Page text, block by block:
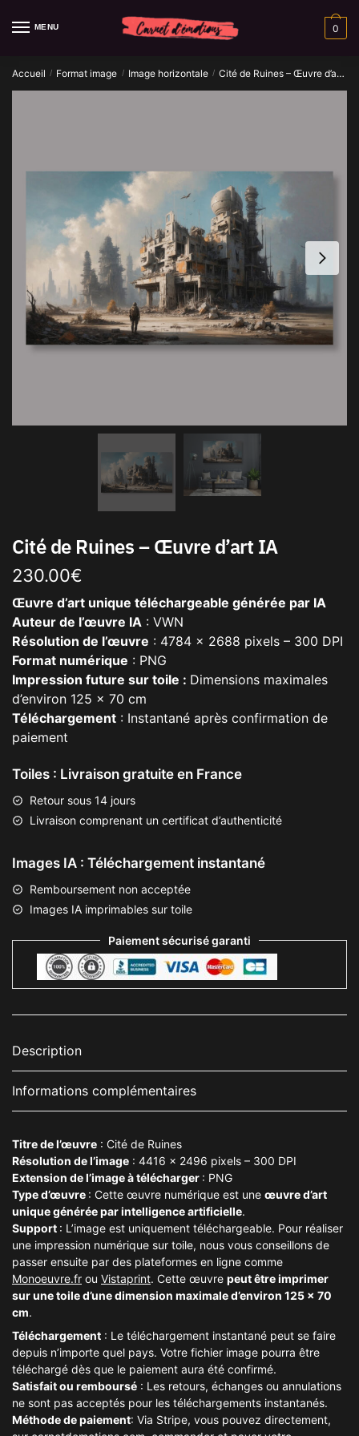
MENU 0
Accueil / Format image / Image horizontale / Cité de Ruines – Œuvre d’art IA
Cité de Ruines – Œuvre d’art IA
230.00€
Œuvre d’art unique téléchargeable générée par IA
Auteur de l’œuvre IA : VWN
Résolution de l’œuvre : 4784 x 2688 pixels – 300 DPI
Format numérique : PNG
Impression future sur toile : Dimensions maximales
d’environ 125 x 70 cm
Téléchargement : Instantané après confirmation de
paiement
Toiles : Livraison gratuite en France
Retour sous 14 jours
Livraison comprenant un certificat d’authenticité
Images IA : Téléchargement instantané
Remboursement non acceptée
Images IA imprimables sur toile
Paiement sécurisé garanti
Description
Informations complémentaires
Titre de l’œuvre : Cité de Ruines
Résolution de l’image : 4416 x 2496 pixels – 300 DPI
Extension de l’image à télécharger : PNG
Type d’œuvre : Cette œuvre numérique est une œuvre d’art
unique générée par intelligence artificielle.
Support : L’image est uniquement téléchargeable. Pour réaliser
une impression numérique sur toile, nous vous conseillons de
passer ensuite par des plateformes en ligne comme
Monoeuvre.fr ou Vistaprint. Cette œuvre peut être imprimer
sur une toile d’une dimension maximale d’environ 125 x 70
cm.
Téléchargement : Le téléchargement instantané peut se faire
depuis n’importe quel pays. Votre fichier image pourra être
téléchargé dès que le paiement aura été confirmé.
Satisfait ou remboursé : Les retours, échanges ou annulations
ne sont pas acceptés pour les téléchargements instantanés.
Méthode de paiement: Via Stripe, vous pouvez directement,